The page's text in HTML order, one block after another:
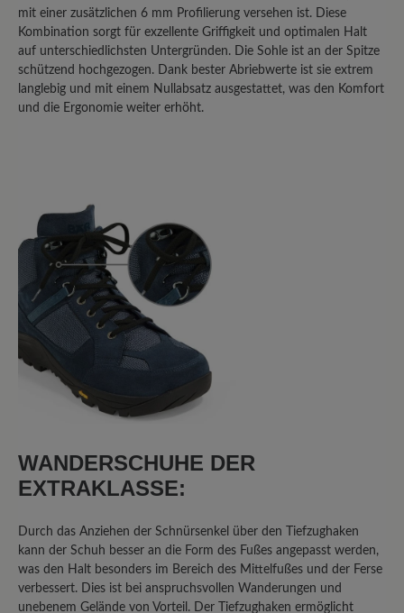
Teilen Sie Ihre Erfahrungen mit anderen
Kunden.
Bewertung schreiben
21. Januar 2024 20:22
Bewertung mit 5 von 5 Sternen
Sehr gut- wasserdicht/Vollleder wäre
noch besser
Sehr guter Wanderschuh, der Breite
vernünftigen! Sohle die man wirklich
gebrauchen kann beim Wandern
dicken Sohle ist sie trotzdem sehr
flexibel im Vergleich zu konventionellen
Wanderschuhsohlen. Also für
Wanderungen wo es nicht jeden Tag
mit einer zusätzlichen 6 mm Profilierung versehen ist. Diese
Kombination sorgt für exzellente Griffigkeit und optimalen Halt
auf unterschiedlichsten Untergründen. Die Sohle ist an der Spitze
schützend hochgezogen. Dank bester Abriebwerte ist sie extrem
langlebig und mit einem Nullabsatz ausgestattet, was den Komfort
und die Ergonomie weiter erhöht.
WANDERSCHUHE DER
EXTRAKLASSE:
Durch das Anziehen der Schnürsenkel über den Tiefzughaken
kann der Schuh besser an die Form des Fußes angepasst werden,
was den Halt besonders im Bereich des Mittelfußes und der Ferse
verbessert. Dies ist bei anspruchsvollen Wanderungen und
unebenem Gelände von Vorteil. Der Tiefzughaken ermöglicht